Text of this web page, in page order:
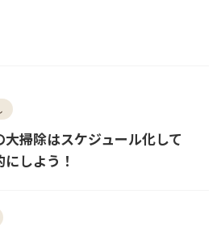
大掃除はスケジュール化して
しよう！